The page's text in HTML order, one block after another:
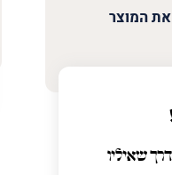
את המוצר
שאיליו